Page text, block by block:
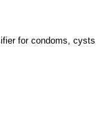
for condoms,